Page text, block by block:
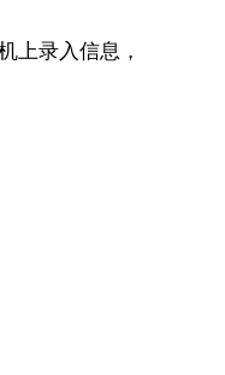
上录入信息，